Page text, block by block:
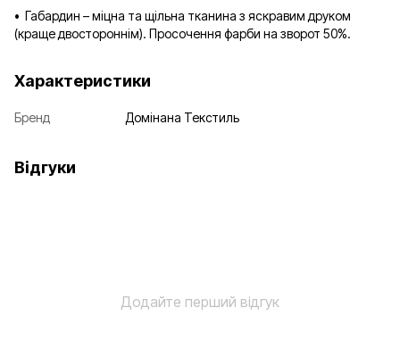
• Габардин – міцна та щільна тканина з яскравим друком
(краще двостороннім). Просочення фарби на зворот 50%.
Характеристики
Бренд Домінана Текстиль
Відгуки
Додайте перший відгук